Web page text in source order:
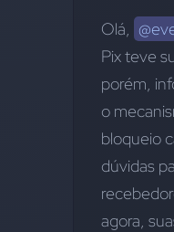
Olá,
Pix teve
porém,
o
bloqueio
dúvidas
agora,